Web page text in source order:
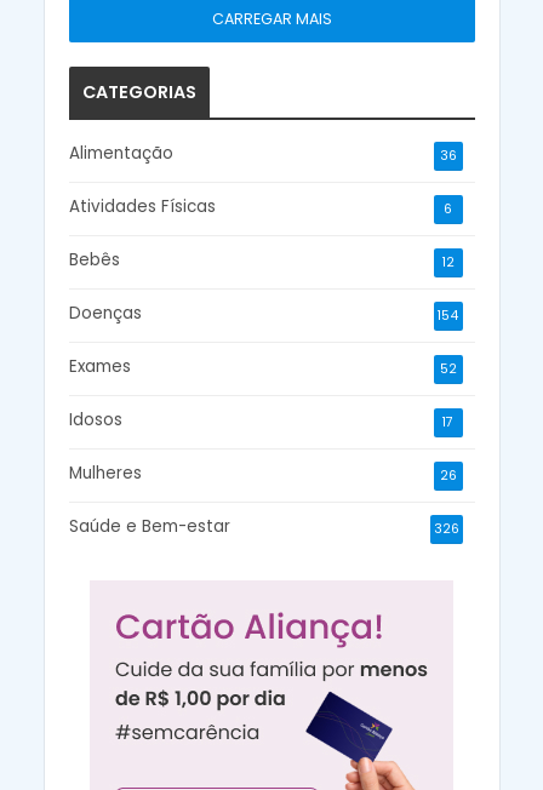
CARREGAR MAIS
CATEGORIAS
Alimentação 36
Atividades Físicas 6
Bebês 12
Doenças 154
Exames 52
Idosos 17
Mulheres 26
Saúde e Bem-estar 326